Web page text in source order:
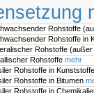
Rohstoffe
Rohstoffe in
Rohstoffe (außer
Rohstoffe mehr
Rohstoffe in
Rohstoffe in Bitumen
Rohstoffe in